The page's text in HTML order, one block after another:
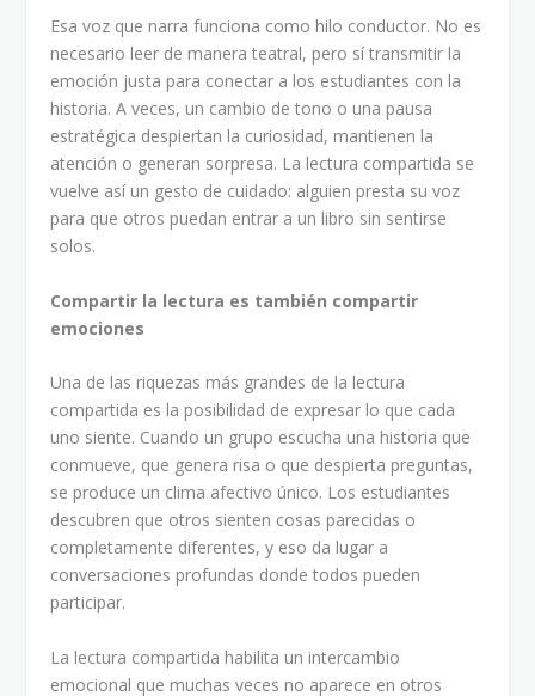
Esa voz que narra funciona como hilo conductor. No es
necesario leer de manera teatral, pero sí transmitir la
emoción justa para conectar a los estudiantes con la
historia. A veces, un cambio de tono o una pausa
estratégica despiertan la curiosidad, mantienen la
atención o generan sorpresa. La lectura compartida se
vuelve así un gesto de cuidado: alguien presta su voz
para que otros puedan entrar a un libro sin sentirse
solos.
Compartir la lectura es también compartir
emociones
Una de las riquezas más grandes de la lectura
compartida es la posibilidad de expresar lo que cada
uno siente. Cuando un grupo escucha una historia que
conmueve, que genera risa o que despierta preguntas,
se produce un clima afectivo único. Los estudiantes
descubren que otros sienten cosas parecidas o
completamente diferentes, y eso da lugar a
conversaciones profundas donde todos pueden
participar.
La lectura compartida habilita un intercambio
emocional que muchas veces no aparece en otros